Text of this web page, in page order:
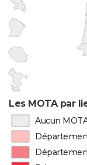
Les MOTA par
Aucun